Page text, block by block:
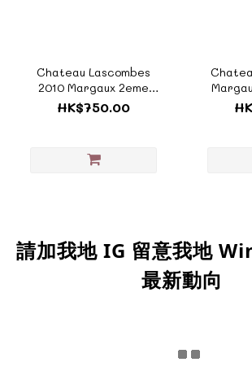
Chateau Lascombes
2010 Margaux 2eme
Grand Cru
Classe《ZTF884B》
HK$750.00
請加我地 IG 留意我地
最新動向